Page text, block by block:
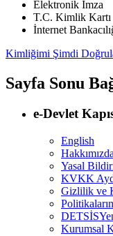
Elektronik İmza
T.C. Kimlik Kartı
İnternet
Kimliğimi Şimdi
Sayfa Sonu
e-Devlet
English
Hakkımızda
Yasal
KVKK
Gizlilik ve
DETSİS
Kurumsal